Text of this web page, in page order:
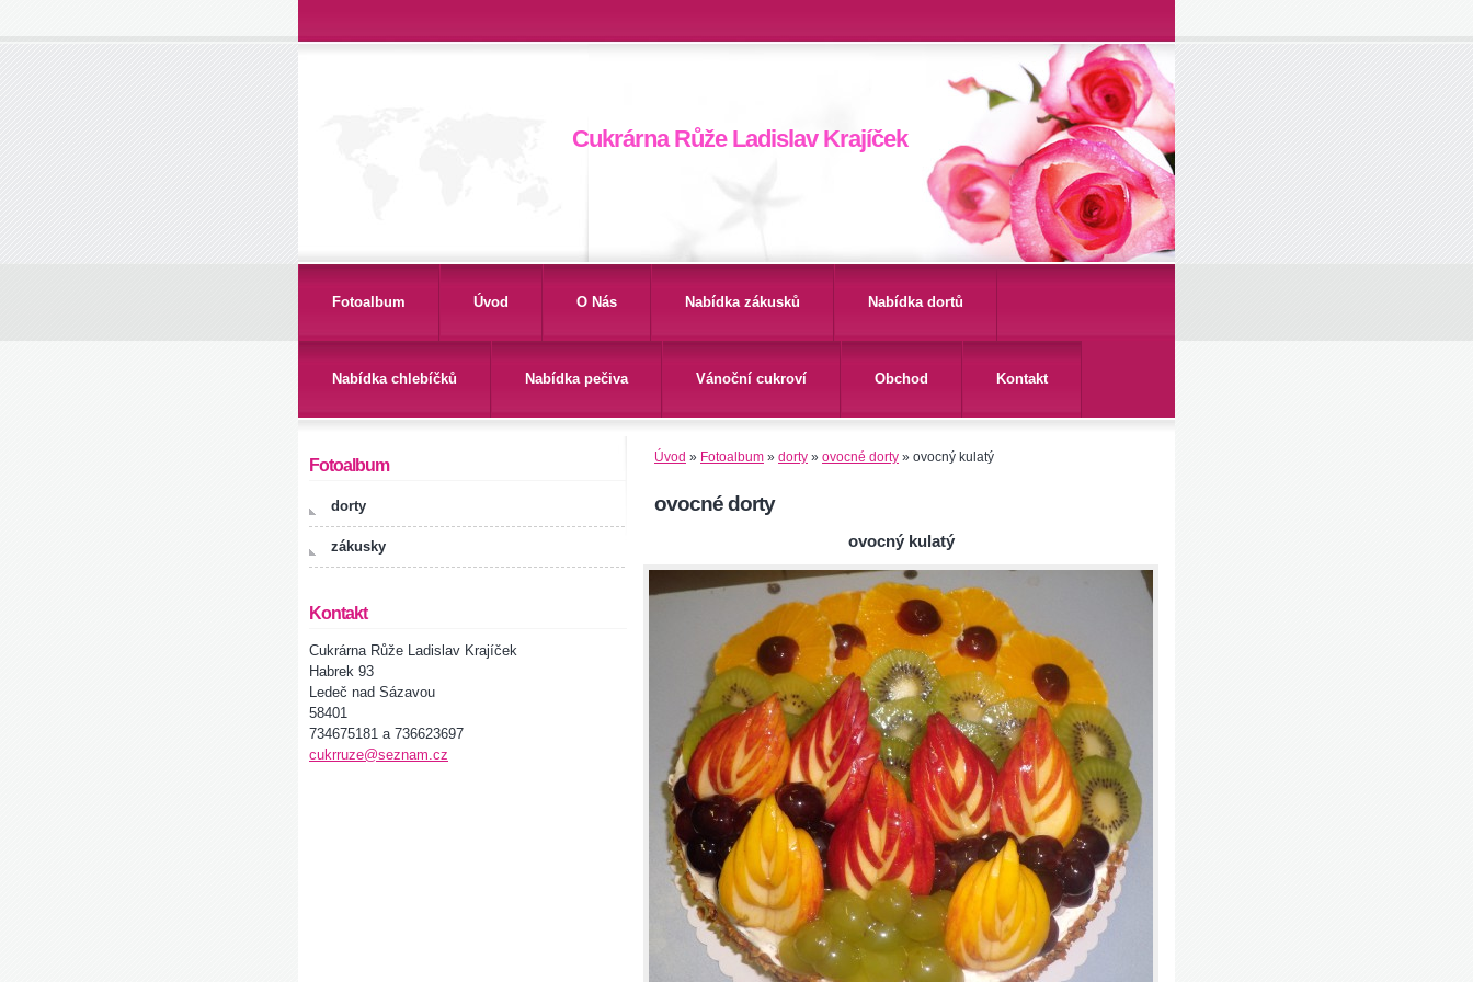
Cukrárna Růže Ladislav Krajíček
Fotoalbum Úvod O Nás Nabídka zákusků Nabídka dortů
Nabídka chlebíčků Nabídka pečiva Vánoční cukroví Obchod Kontakt
Úvod » Fotoalbum » dorty » ovocné dorty » ovocný kulatý
ovocné dorty
ovocný kulatý
Fotoalbum
dorty
zákusky
Kontakt
Cukrárna Růže Ladislav Krajíček
Habrek 93
Ledeč nad Sázavou
58401
734675181 a 736623697
cukrruze@seznam.cz